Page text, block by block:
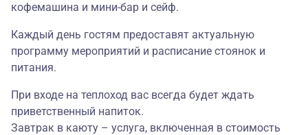
кофемашина и мини-бар и сейф.
Каждый день гостям предоставят актуальную
программу мероприятий и расписание стоянок и
питания.
При входе на теплоход вас всегда будет ждать
приветственный напиток.
Завтрак в каюту – услуга, включенная в стоимость